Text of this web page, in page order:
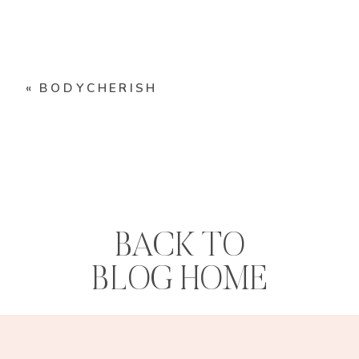
« BODYCHERISH
BACK TO
BLOG HOME